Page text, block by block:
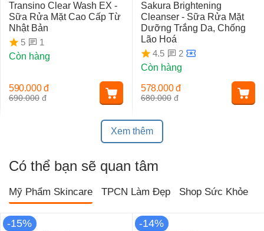
Transino Clear Wash EX -
Sữa Rửa Mặt Cao Cấp Từ
Nhật Bản
5
1
Còn hàng
690.000 đ
590.000 đ
Sakura Brightening
Cleanser - Sữa Rửa Mặt
Dưỡng Trắng Da, Chống
Lão Hoá
4.5
2
Còn hàng
680.000 đ
578.000 đ
Xem thêm
Có thể bạn sẽ quan tâm
Mỹ Phẩm Skincare TPCN Làm Đẹp Shop Sức Khỏe
-15% -14%